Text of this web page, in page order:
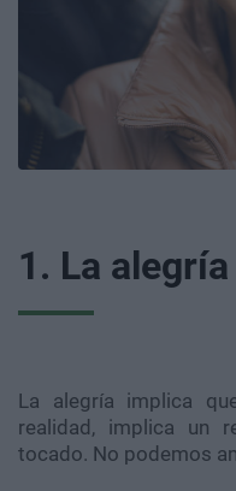
1. La
La alegría implica
realidad, implica un
tocado. No podemos